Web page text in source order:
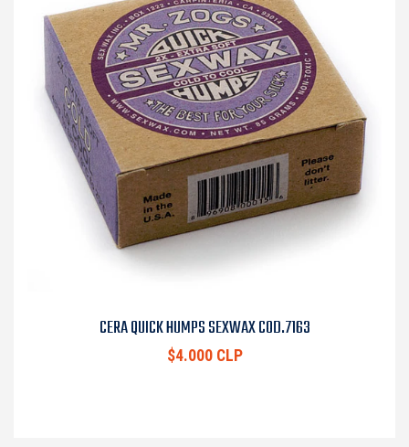
CERA QUICK HUMPS SEXWAX COD.7163
$4.000 CLP